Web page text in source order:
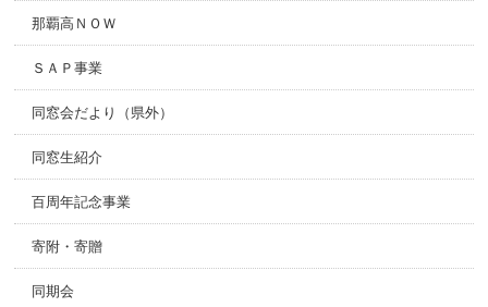
那覇高ＮＯＷ
ＳＡＰ事業
同窓会だより（県外）
同窓生紹介
百周年記念事業
寄附・寄贈
同期会